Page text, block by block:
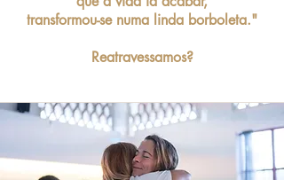
transformou-se numa linda borboleta."
Reatravessamos?